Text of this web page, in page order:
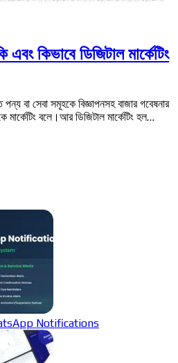
এবং কিভাবে ডিজিটাল মার্কেটিং
পন্য বা সেবা সমূহকে বিজ্ঞাপনসহ বাজার গবেষনার
মার্কেটিং বলে।আর ডিজিটাল মার্কেটিং হল…
Notifications